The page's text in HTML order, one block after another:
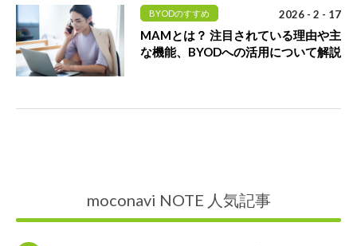
BYODのすすめ 2026 - 2 - 17
MAMとは？ 注目されている理由や主
な機能、BYODへの活用について解説
moconavi NOTE 人気記事